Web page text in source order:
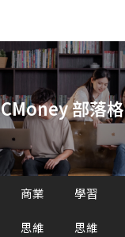
CMoney 部落格
商業
思維
學習
思維